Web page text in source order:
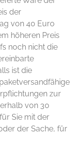
der
von 40 Euro
höheren Preis
noch nicht die
ist die
zur
von 30
Sie mit der
der Sache, für